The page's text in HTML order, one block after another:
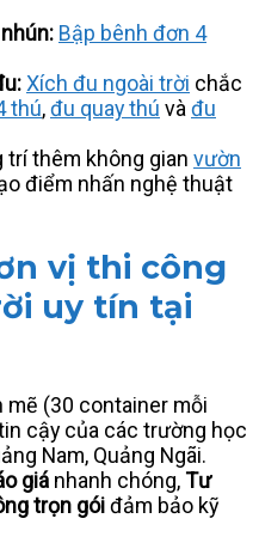
Bập bênh đơn 4
Xích đu ngoài trời chắc
thú,đu quay thú và đu
trí thêm không gian vườn
điểm nhấn nghệ thuật
vị thi công
uy tín tại
(30 container mỗi
cậy của các trường học
Nam, Quảng Ngãi.
giá nhanh chóng, Tư
trọn góiđảm bảo kỹ